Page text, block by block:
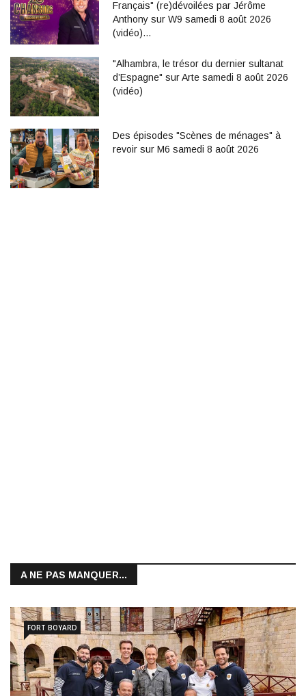
Français" (re)dévoilées par Jérôme
Anthony sur W9 samedi 8 août 2026
(vidéo)…
"Alhambra, le trésor du dernier sultanat
d’Espagne" sur Arte samedi 8 août 2026
(vidéo)
Des épisodes "Scènes de ménages" à
revoir sur M6 samedi 8 août 2026
A NE PAS MANQUER...
FORT BOYARD